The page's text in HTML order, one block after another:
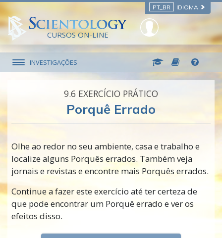
PT_BR IDIOMA
CURSOS ON-LINE
INVESTIGAÇÕES
9.‎6 EXERCÍCIO PRÁTICO
Porquê Errado
Olhe ao redor no seu ambiente, casa e trabalho e
localize alguns Porquês errados. Também veja
jornais e revistas e encontre mais Porquês errados.
Continue a fazer este exercício até ter certeza de
que pode encontrar um Porquê errado e ver os
efeitos disso.